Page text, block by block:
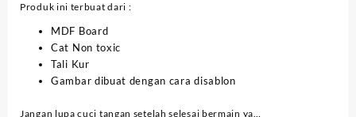
Produk ini terbuat dari :
MDF Board
Cat Non toxic
Tali Kur
Gambar dibuat dengan cara disablon
Jangan lupa cuci tangan setelah selesai bermain ya…